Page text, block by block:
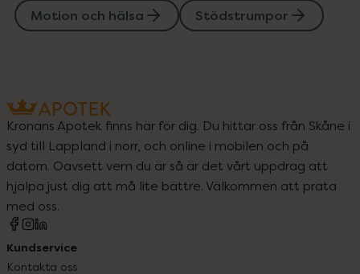
Motion och hälsa Stödstrumpor
Kronans Apotek finns här för dig. Du hittar oss från Skåne i
syd till Lappland i norr, och online i mobilen och på
datorn. Oavsett vem du är så är det vårt uppdrag att
hjälpa just dig att må lite bättre. Välkommen att prata
med oss.
Kundservice
Kontakta oss